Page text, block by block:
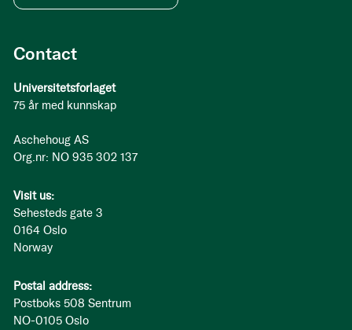
Contact
Universitetsforlaget
75 år med kunnskap
Aschehoug AS
Org.nr: NO 935 302 137
Visit us:
Sehesteds gate 3
0164 Oslo
Norway
Postal address:
Postboks 508 Sentrum
NO-0105 Oslo